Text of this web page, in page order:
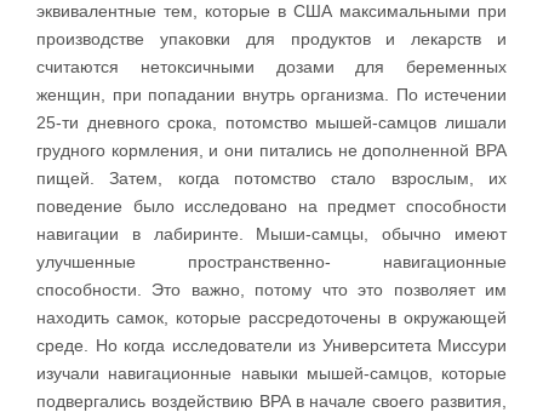
эквивалентные тем, которые в США максимальными при
производстве упаковки для продуктов и лекарств и
считаются нетоксичными дозами для беременных
женщин, при попадании внутрь организма. По истечении
25-ти дневного срока, потомство мышей-самцов лишали
грудного кормления, и они питались не дополненной BPA
пищей. Затем, когда потомство стало взрослым, их
поведение было исследовано на предмет способности
навигации в лабиринте. Мыши-самцы, обычно имеют
улучшенные пространственно- навигационные
способности. Это важно, потому что это позволяет им
находить самок, которые рассредоточены в окружающей
среде. Но когда исследователи из Университета Миссури
изучали навигационные навыки мышей-самцов, которые
подвергались воздействию BPA в начале своего развития,